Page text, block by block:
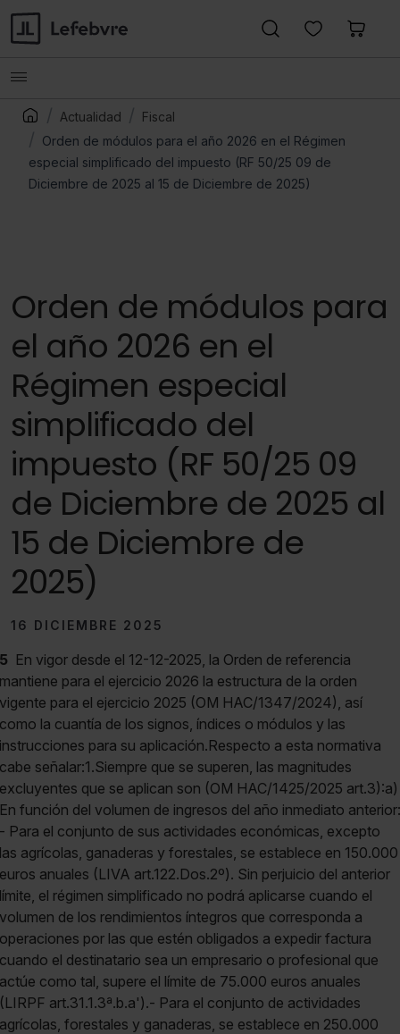
Actualidad
Fiscal
Orden de módulos para el año 2026 en el Régimen
especial simplificado del impuesto (RF 50/25 09 de
Diciembre de 2025 al 15 de Diciembre de 2025)
Orden de módulos para
el año 2026 en el
Régimen especial
simplificado del
impuesto (RF 50/25 09
de Diciembre de 2025 al
15 de Diciembre de
2025)
16 DICIEMBRE 2025
5 En vigor desde el 12-12-2025, la Orden de referencia
mantiene para el ejercicio 2026 la estructura de la orden
vigente para el ejercicio 2025 (OM HAC/1347/2024), así
como la cuantía de los signos, índices o módulos y las
instrucciones para su aplicación.Respecto a esta normativa
cabe señalar:1.Siempre que se superen, las magnitudes
excluyentes que se aplican son (OM HAC/1425/2025 art.3):a)
En función del volumen de ingresos del año inmediato anterior:
- Para el conjunto de sus actividades económicas, excepto
las agrícolas, ganaderas y forestales, se establece en 150.000
euros anuales (LIVA art.122.Dos.2º). Sin perjuicio del anterior
límite, el régimen simplificado no podrá aplicarse cuando el
volumen de los rendimientos íntegros que corresponda a
operaciones por las que estén obligados a expedir factura
cuando el destinatario sea un empresario o profesional que
actúe como tal, supere el límite de 75.000 euros anuales
(LIRPF art.31.1.3ª.b.a').- Para el conjunto de actividades
agrícolas, forestales y ganaderas, se establece en 250.000